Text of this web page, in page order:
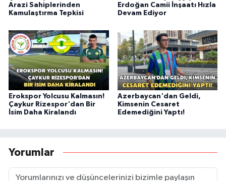
Arazi Sahiplerinden
Kamulaştırma Tepkisi
Erdoğan Camii İnşaatı Hızla
Devam Ediyor
Erokspor Yolcusu Kalmasın!
Çaykur Rizespor'dan Bir
İsim Daha Kiralandı
Azerbaycan'dan Geldi,
Kimsenin Cesaret
Edemediğini Yaptı!
Yorumlar